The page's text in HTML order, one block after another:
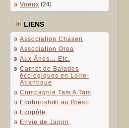
Voeux (24)
LIENS
Association Chasen
Association Orea
Aux Ânes… Etc.
Carnet de Balades
écologiques en Loire-
Atlantique
Compagnie Tam A Tam
Ecofuroshiki au Brésil
Ecopôle
Envie de Japon